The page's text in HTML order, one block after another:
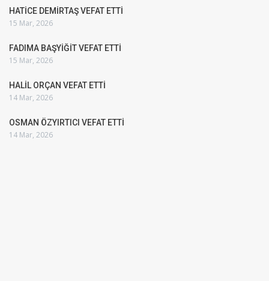
HATİCE DEMİRTAŞ VEFAT ETTİ
15 Mar, 2026
FADIMA BAŞYİĞİT VEFAT ETTİ
15 Mar, 2026
HALİL ORÇAN VEFAT ETTİ
14 Mar, 2026
OSMAN ÖZYIRTICI VEFAT ETTİ
14 Mar, 2026